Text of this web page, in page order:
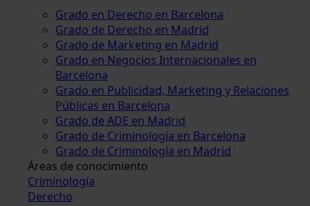
Grado en Derecho en Barcelona
Grado de Derecho en Madrid
Grado de Marketing en Madrid
Grado en Negocios Internacionales en
Barcelona
Grado en Publicidad, Marketing y Relaciones
Públicas en Barcelona
Grado de ADE en Madrid
Grado de Criminología en Barcelona
Grado de Criminología en Madrid
Áreas de conocimiento
Criminología
Derecho